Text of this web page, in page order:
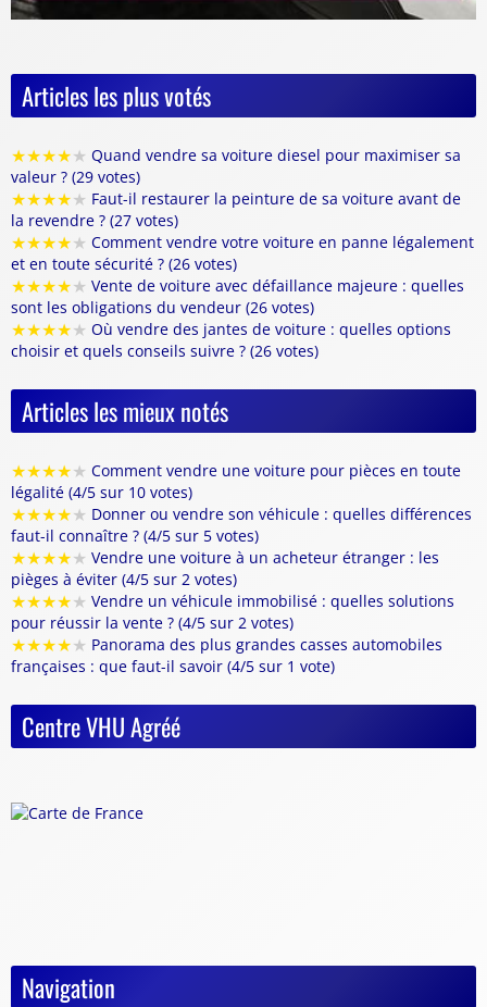
Articles les plus votés
★★★★★ Quand vendre sa voiture diesel pour maximiser sa
valeur ? (29 votes)
★★★★★ Faut-il restaurer la peinture de sa voiture avant de
la revendre ? (27 votes)
★★★★★ Comment vendre votre voiture en panne légalement
et en toute sécurité ? (26 votes)
★★★★★ Vente de voiture avec défaillance majeure : quelles
sont les obligations du vendeur (26 votes)
★★★★★ Où vendre des jantes de voiture : quelles options
choisir et quels conseils suivre ? (26 votes)
Articles les mieux notés
★★★★★ Comment vendre une voiture pour pièces en toute
légalité (4/5 sur 10 votes)
★★★★★ Donner ou vendre son véhicule : quelles différences
faut-il connaître ? (4/5 sur 5 votes)
★★★★★ Vendre une voiture à un acheteur étranger : les
pièges à éviter (4/5 sur 2 votes)
★★★★★ Vendre un véhicule immobilisé : quelles solutions
pour réussir la vente ? (4/5 sur 2 votes)
★★★★★ Panorama des plus grandes casses automobiles
françaises : que faut-il savoir (4/5 sur 1 vote)
Centre VHU Agréé
Navigation